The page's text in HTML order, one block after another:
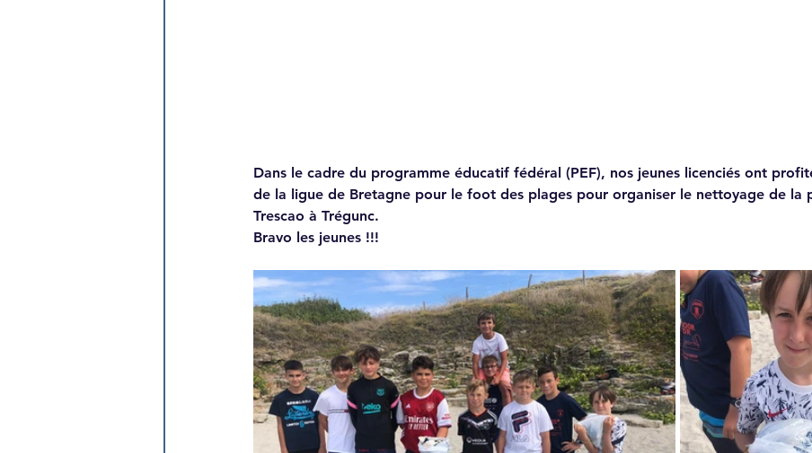
Dans le cadre du programme éducatif fédéral (PEF), nos jeunes licenciés ont
de la ligue de Bretagne pour le foot des plages pour organiser le nettoyage de la
Trescao à Trégunc.
Bravo les jeunes !!!